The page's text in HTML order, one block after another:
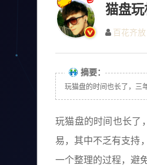
猫盘玩
百花齐放
摘要：
玩猫盘的时间也长了，三
玩猫盘的时间也长了
易，其中不乏有支持
一个整理的过程，避